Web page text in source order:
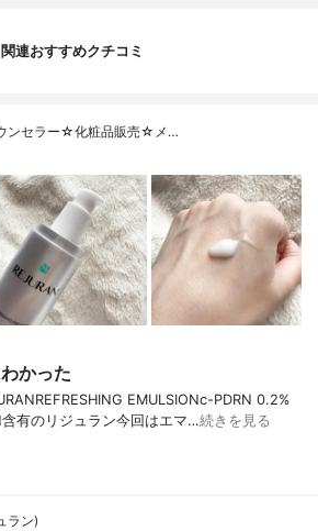
関連おすすめクチコミ
ンセラー☆化粧品販売☆メ…
かった
EMULSIONc-PDRN 0.2%⁡
リジュラン今回はエマ…続きを見る
ラン)